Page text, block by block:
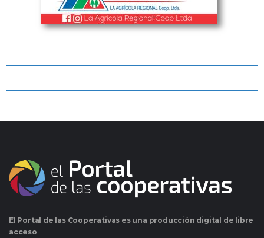
El Portal de las Cooperativas es una producción digital de libre
acceso